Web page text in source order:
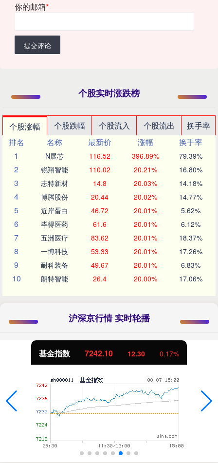
你的邮箱*
提交评论
个股实时涨跌榜
个股涨幅 个股跌幅 个股流入 个股流出
换手率
排名
名称 最新价 涨幅
换手率
1
N展芯 116.52 396.89% 79.39%
2 锐翔智能 110.02 20.21% 16.80%
3 志特新材 14.8 20.03% 14.18%
4 博腾股份 20.44 20.02% 14.77%
5 近岸蛋白 46.72 20.01% 5.62%
6 毕得医药 61.6 20.01% 6.12%
7 五洲医疗 83.62 20.01% 18.37%
8 一博科技 53.33 20.01% 17.26%
9 耐科装备 49.67 20.01% 6.83%
10 朗特智能 26.4 20.00% 17.06%
沪深京行情 实时轮播
基金指数 7242.10 12.30 0.17%